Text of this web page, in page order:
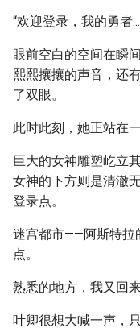
“欢迎登录，我的勇者
眼前空白的空间在瞬
熙熙攘攘的声音，还
了双眼。
此时此刻，她正站在
巨大的女神雕塑屹立
女神的下方则是清澈
登录点。
迷宫都市——阿斯特拉
点。
熟悉的地方，我又回来
叶卿很想大喊一声，